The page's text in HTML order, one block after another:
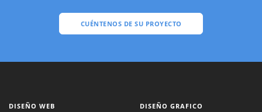
CUÉNTENOS DE SU PROYECTO
DISEÑO WEB DISEÑO GRAFICO